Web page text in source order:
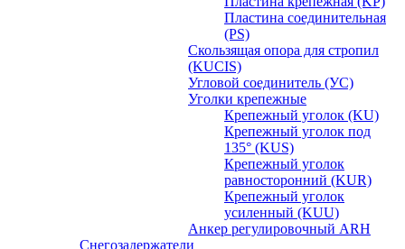
Пластина соединительная
(PS)
Скользящая опора для стропил
(KUCIS)
Угловой соединитель (УС)
Уголки крепежныe
Крепежный уголок (KU)
Крепежный уголок под
135° (KUS)
Крепежный уголок
равносторонний (KUR)
Крепежный уголок
усиленный (KUU)
Анкер регулировочный ARH
Снегозадержатели